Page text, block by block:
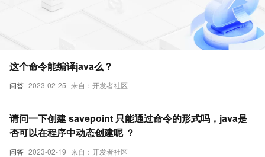
问答 2023-02-25 来自：开发者社区
这个命令能编译java么？
问答 2023-02-19 来自：开发者社区
请问一下创建 savepoint 只能通过命令的形式吗，java是
否可以在程序中动态创建呢 ？